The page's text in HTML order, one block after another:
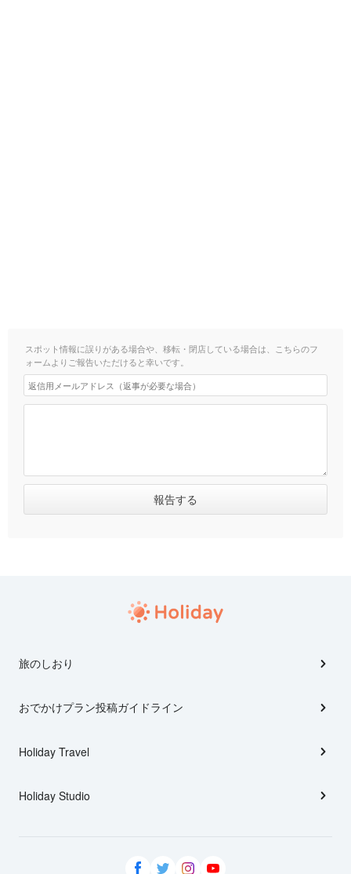
スポット情報に誤りがある場合や、移転・閉店している場合は、こちらのフ
ォームよりご報告いただけると幸いです。
旅のしおり
おでかけプラン投稿ガイドライン
Holiday Travel
Holiday Studio